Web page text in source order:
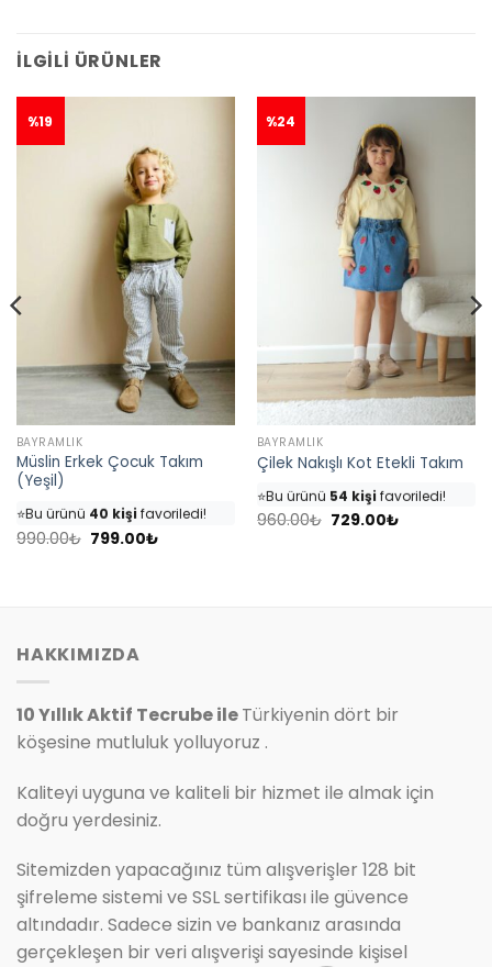
İLGILI ÜRÜNLER
%19
BAYRAMLIK
Müslin Erkek Çocuk Takım
(Yeşil)
👀Şu an
⭐️Bu ürünü 40 kişi favoriledi!
🛒18 kişisepetine ekledi!
990.00₺ Orijinal
799.00₺Şu
%24
BAYRAMLIK
Çilek Nakışlı Kot Etekli Takım
👀Şu an46 kişiinceliyor!
⭐️Bu ürünü 54 kişi favoriledi!
🛒25 kişisepetine ekledi!
960.00₺ Orijinal
729.00₺Şu
HAKKIMIZDA
10 Yıllık Aktif Tecrube ileTürkiyenin dört bir
köşesine mutluluk yolluyoruz .
Kaliteyi uyguna ve kaliteli bir hizmet ile almak için
doğru yerdesiniz.
Sitemizden yapacağınız tüm alışverişler 128 bit
şifreleme sistemi ve SSL sertifikası ile güvence
altındadır. Sadece sizin ve bankanız arasında
gerçekleşen bir veri alışverişi sayesinde kişisel